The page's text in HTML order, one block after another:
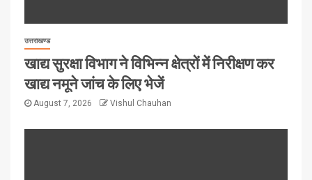
उत्तराखण्ड
खाद्य सुरक्षा विभाग ने विभिन्न क्षेत्रों में निरीक्षण कर
खाद्य नमूने जांच के लिए भेजें
August 7, 2026 Vishul Chauhan